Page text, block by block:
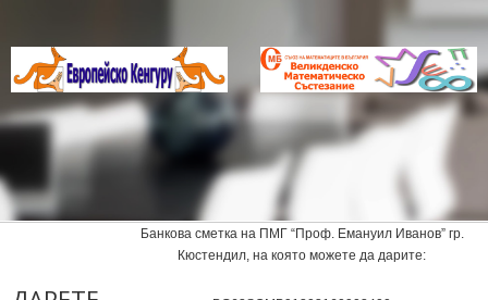
Банкова сметка на ПМГ “Проф. Емануил Иванов” гр.
Кюстендил, на която можете да дарите: